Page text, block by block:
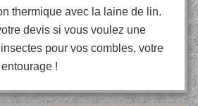
thermique avec la laine de lin.
devis si vous voulez une
pour vos combles, votre
!